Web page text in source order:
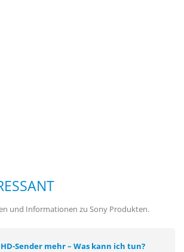
und Informationen zu Sony Produkten.
Sender mehr – Was kann ich tun?